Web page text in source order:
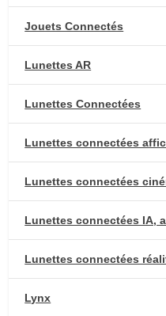
Jouets Connectés
Lunettes AR
Lunettes Connectées
Lunettes connectées
Lunettes connectées
Lunettes connectées IA,
Lunettes connectées
Lynx